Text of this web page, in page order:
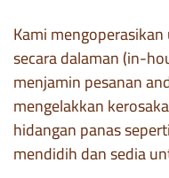
Kami
secara dalaman (in-
menjamin pesanan
mengelakkan
hidangan panas
mendidih dan sedia